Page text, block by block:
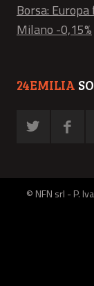
Borsa:
Milano -0,15%
24EMILIA
© NFN srl - P.